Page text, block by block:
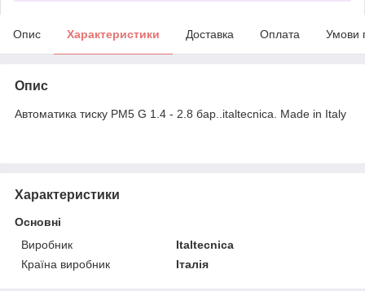
Опис Характеристики Доставка Оплата Умови
Опис
Автоматика тиску PM5 G 1.4 - 2.8 бар..italtecnica. Made in Italy
Характеристики
Основні
Виробник
Italtecnica
Країна виробник
Італія